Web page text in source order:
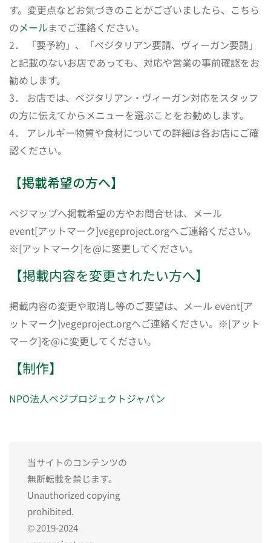
す。変更点などお気づきのことがございましたら、こちら
のメールまでご連絡ください。
2． 「要予約」、「ベジタリアン要請、ヴィーガン要請」
と記載のないお店であっても、対応や営業の事前確認をお
勧めします。
3． お店では、ベジタリアン・ヴィーガン対応をスタッフ
の方に伝えてからメニューを選ぶことをお勧めします。
4． アレルギー物質や食材についての詳細は各お店にご確
認ください。
【掲載希望の方へ】
ベジマップへ掲載希望の方やお問合せは、メール
event[アットマーク]vegeproject.orgへご連絡ください。
※[アットマーク]を@に変更してください。
【掲載内容を変更されたい方へ】
掲載内容の変更や取消し等のご要望は、メール event[ア
ットマーク]vegeproject.orgへご連絡ください。※[アット
マーク]を@に変更してください。
【制作】
NPO法人ベジプロジェクトジャパン
当サイトのコンテンツの
無断転載を禁じます。
Unauthorized copying
prohibited.
© 2019-2024